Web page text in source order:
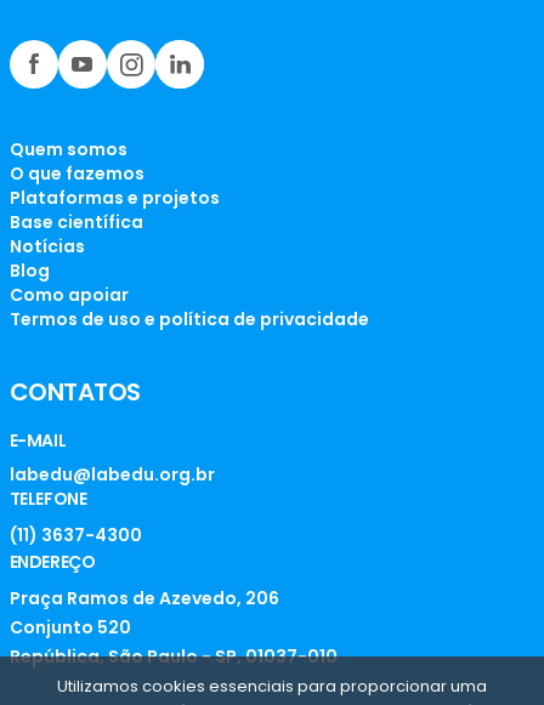
Quem somos
O que fazemos
Plataformas e projetos
Base científica
Notícias
Blog
Como apoiar
Termos de uso e política de privacidade
CONTATOS
E-MAIL
labedu@labedu.org.br
TELEFONE
(11) 3637-4300
ENDEREÇO
Praça Ramos de Azevedo, 206
Conjunto 520
República, São Paulo - SP, 01037-010
Utilizamos cookies essenciais para proporcionar uma